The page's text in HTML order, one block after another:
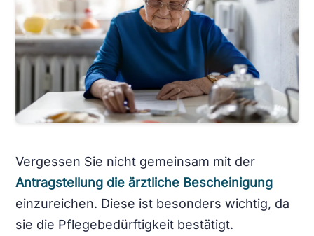
Vergessen Sie nicht gemeinsam mit der
Antragstellung die ärztliche Bescheinigung
einzureichen. Diese ist besonders wichtig, da
sie die Pflegebedürftigkeit bestätigt.